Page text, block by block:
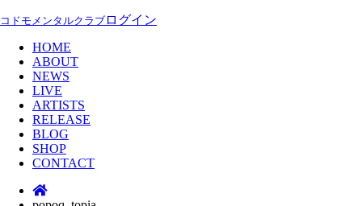
コドモメンタルクラブ ログイン
HOME
ABOUT
NEWS
LIVE
ARTISTS
RELEASE
BLOG
SHOP
CONTACT